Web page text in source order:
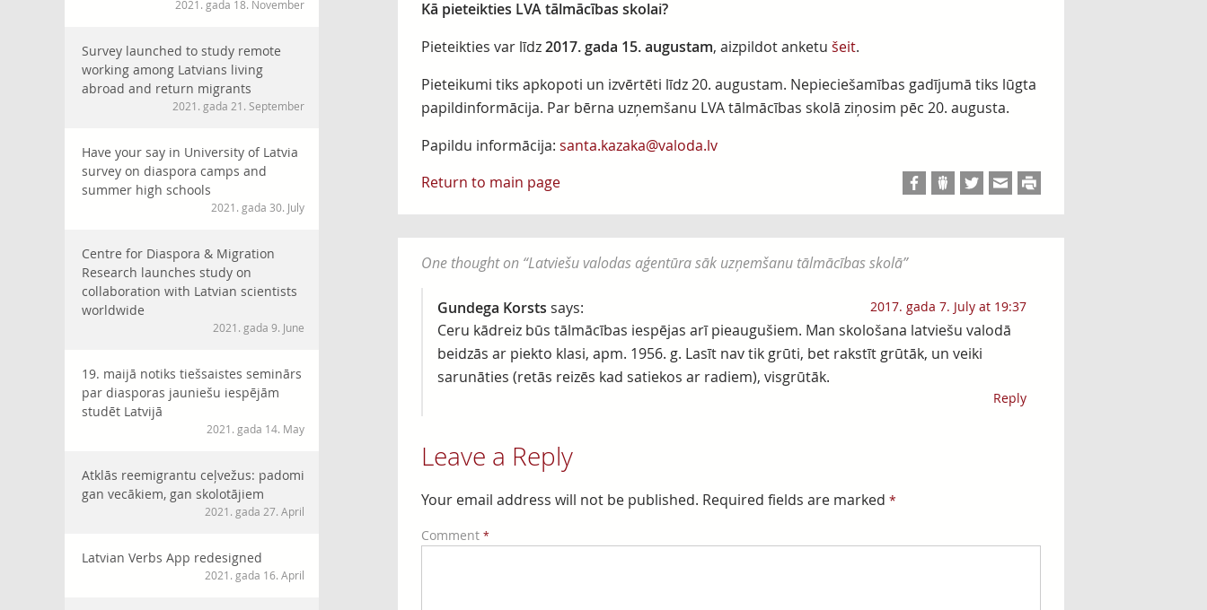
2021. gada 18. November
Survey launched to study remote
working among Latvians living
abroad and return migrants
2021. gada 21. September
Have your say in University of Latvia
survey on diaspora camps and
summer high schools
2021. gada 30. July
Centre for Diaspora & Migration
Research launches study on
collaboration with Latvian scientists
worldwide
2021. gada 9. June
19. maijā notiks tiešsaistes seminārs
par diasporas jauniešu iespējām
studēt Latvijā
2021. gada 14. May
Atklās reemigrantu ceļvežus: padomi
gan vecākiem, gan skolotājiem
2021. gada 27. April
Latvian Verbs App redesigned
2021. gada 16. April
Kā pieteikties LVA tālmācības skolai?
Pieteikties var līdz2017. gada 15. augustam, aizpildot anketu šeit.
Pieteikumi tiks apkopoti un izvērtēti līdz 20. augustam. Nepieciešamības gadījumā tiks lūgta
papildinformācija. Par bērna uzņemšanu LVA tālmācības skolā ziņosim pēc 20. augusta.
Papildu informācija: santa.kazaka@valoda.lv
Return to main page
One thought on “Latviešu valodas aģentūra sāk uzņemšanu tālmācības skolā”
Gundega Korsts says: 2017. gada 7. July at 19:37
Ceru kādreiz būs tālmācības iespējas arī pieaugušiem. Man skološana latviešu valodā
beidzās ar piekto klasi, apm. 1956. g. Lasīt nav tik grūti, bet rakstīt grūtāk, un veiki
sarunāties (retās reizēs kad satiekos ar radiem), visgrūtāk.
Reply
Leave a Reply
Your email address will not be published. Required fields are marked *
Comment *